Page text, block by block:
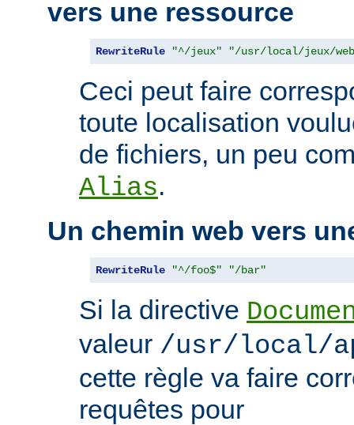
vers une ressource
RewriteRule "^/jeux" "/usr/local/jeux/
Ceci peut faire
toute localisation
de fichiers, un peu
Alias.
Un chemin web vers
RewriteRule "^/foo$" "/bar"
Si la directive
valeur /usr/local/
cette règle va faire
requêtes pour